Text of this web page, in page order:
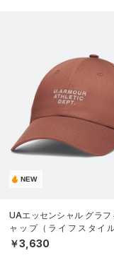
NEW
UAエッセンシャル グラフ
ャップ（ライフスタイル
N）
￥3,630